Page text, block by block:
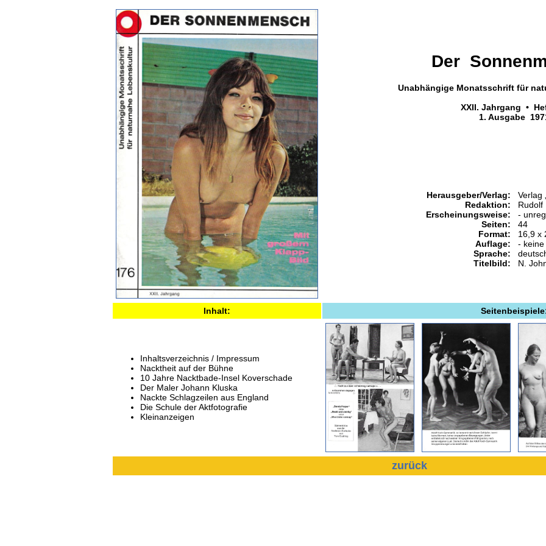
Der
Unabhängige Monatsschrift für
XXII. Jahrgang •
1. Ausgabe
Herausgeber/Verlag:
Redaktion:
Erscheinungsweise:
Seiten:
Format:
Auflage:
Sprache:
Titelbild:
Verlag
Rudolf
-
44
16,9 x
- keine
N.
Inhalt:
Inhaltsverzeichnis / Impressum
Nacktheit auf der Bühne
10 Jahre Nacktbade-Insel Koverschade
Der Maler Johann Kluska
Nackte Schlagzeilen aus England
Die Schule der Aktfotografie
Kleinanzeigen
zurück